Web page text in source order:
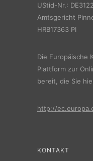
UStid-Nr.:
Amtsgericht
HRB17363 PI
Die Europäische
Plattform zur
bereit, die Sie
http://
KONTAKT